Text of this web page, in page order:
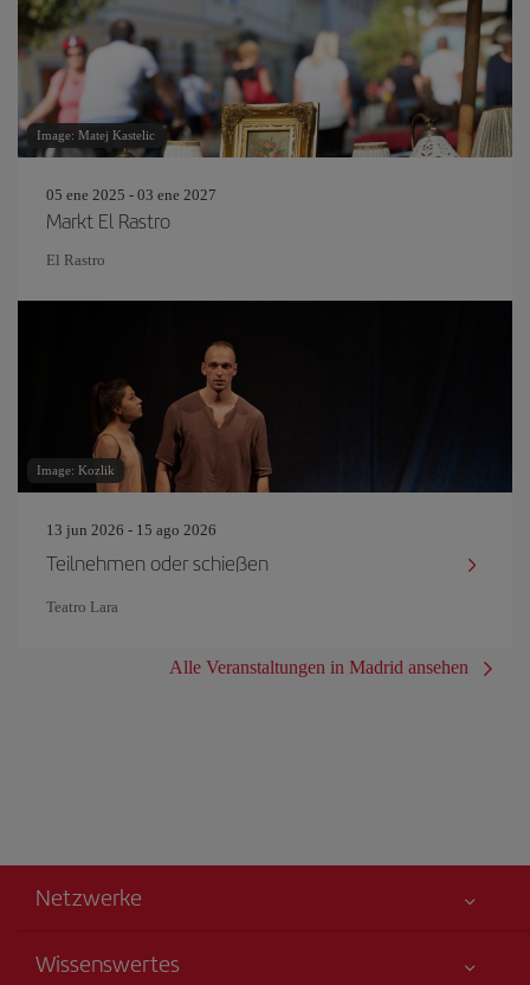
Image: Matej Kastelic
05 ene 2025 - 03 ene 2027
Markt El Rastro
El Rastro
Image: Kozlik
13 jun 2026 - 15 ago 2026
Teilnehmen oder schießen
Teatro Lara
Alle Veranstaltungen in Madrid ansehen
Netzwerke
Wissenswertes